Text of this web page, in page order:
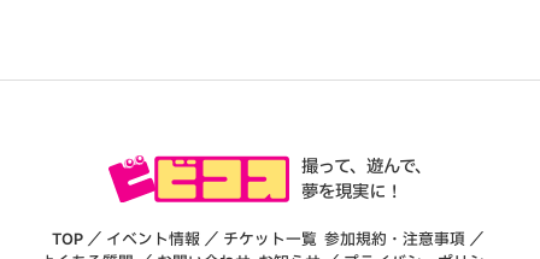
撮って、遊んで、
夢を現実に！
TOP ／ イベント情報 ／ チケット一覧 参加規約・注意事項 ／